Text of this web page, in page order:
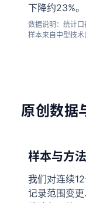
下降约23%。
数据说明：统计口
样本来自中型技术
原创数据
样本与方法
我们对连续
记录范围变